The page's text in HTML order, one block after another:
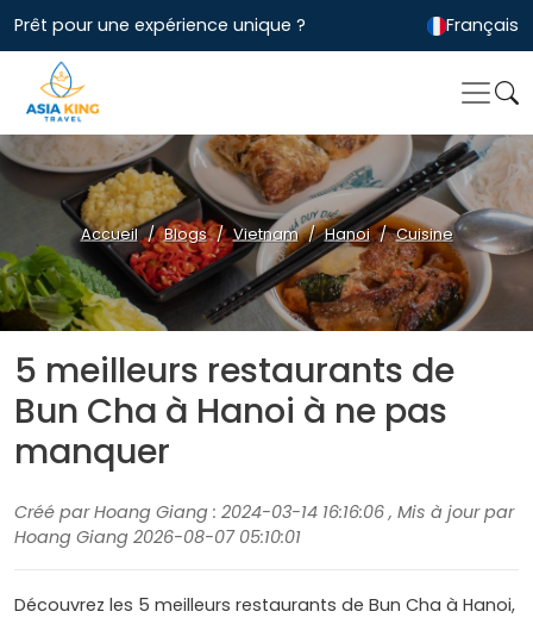
Prêt pour une expérience unique ? Français
Accueil Blogs Vietnam Hanoi Cuisine
5 meilleurs restaurants de
Bun Cha à Hanoi à ne pas
manquer
Créé par Hoang Giang : 2024-03-14 16:16:06 , Mis à jour par
Hoang Giang 2026-08-07 05:10:01
Découvrez les 5 meilleurs restaurants de Bun Cha à Hanoi,